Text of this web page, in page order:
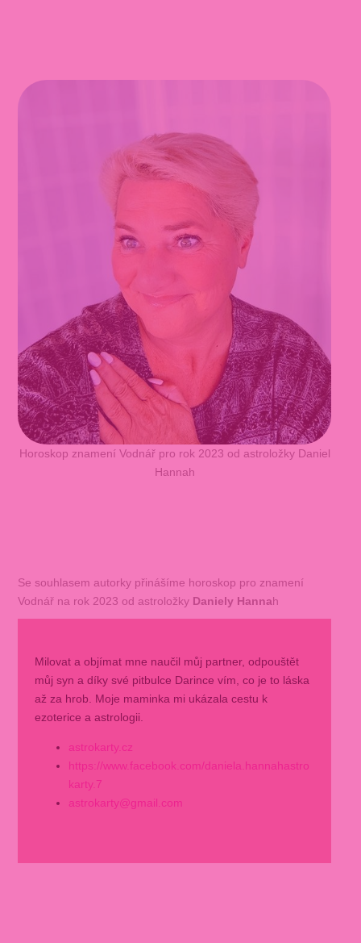
Horoskop znamení Vodnář pro rok 2023 od astroložky Daniel
Hannah
Se souhlasem autorky přinášíme horoskop pro znamení
Vodnář na rok 2023 od astroložky Daniely Hannah
Milovat a objímat mne naučil můj partner, odpouštět
můj syn a díky své pitbulce Darince vím, co je to láska
až za hrob. Moje maminka mi ukázala cestu k
ezoterice a astrologii.
astrokarty.cz
https://www.facebook.com/daniela.hannahastro
karty.7
astrokarty@gmail.com